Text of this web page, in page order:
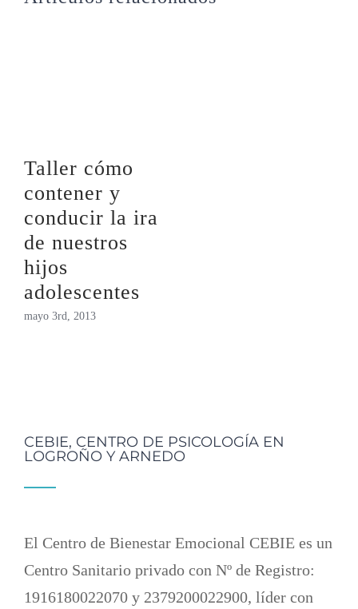
Taller cómo
contener y
conducir la ira
de nuestros
hijos
adolescentes
mayo 3rd, 2013
CEBIE, CENTRO DE PSICOLOGÍA EN
LOGROÑO Y ARNEDO
El Centro de Bienestar Emocional CEBIE es un
Centro Sanitario privado con Nº de Registro:
1916180022070 y 2379200022900, líder con